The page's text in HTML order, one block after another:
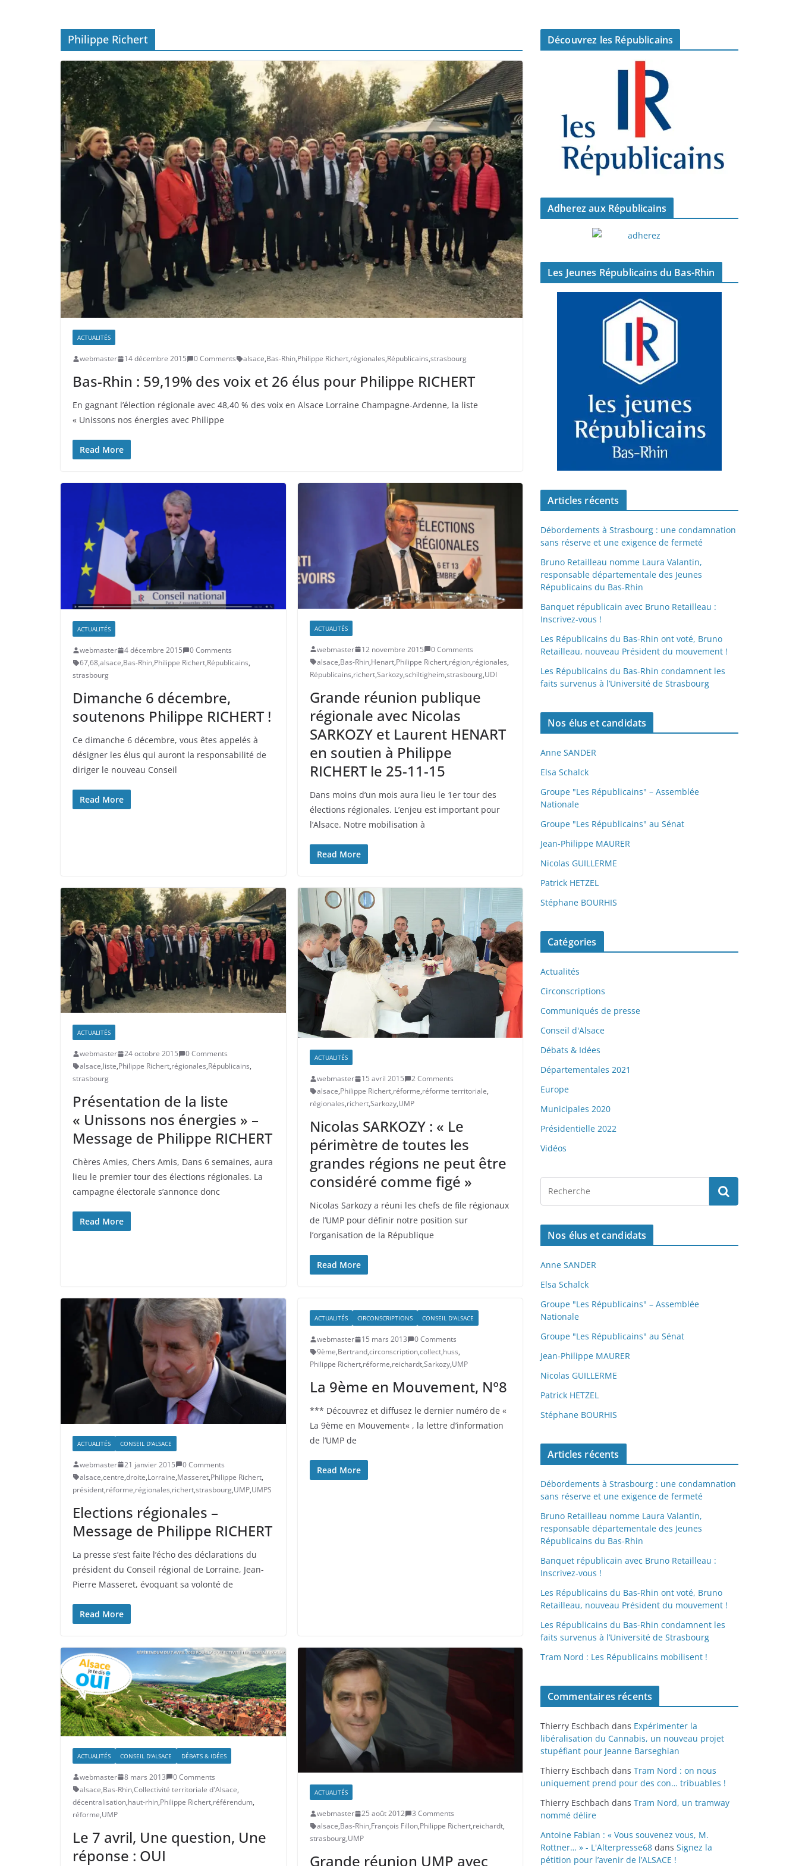
Philippe Richert
ACTUALITÉS
webmaster 14 décembre 2015 0 Comments alsace,Bas-Rhin,Philippe Richert,régionales,Républicains,strasbourg
Bas-Rhin : 59,19% des voix et 26 élus pour Philippe RICHERT
En gagnant l’élection régionale avec 48,40 % des voix en Alsace Lorraine Champagne-Ardenne, la liste
« Unissons nos énergies avec Philippe
Read More
ACTUALITÉS
webmaster 4 décembre 2015
0 Comments
67,68,alsace,Bas-Rhin,Philippe Richert,Républicains,
strasbourg
Dimanche 6 décembre,
soutenons Philippe RICHERT !
Ce dimanche 6 décembre, vous êtes appelés à
désigner les élus qui auront la responsabilité de
diriger le nouveau Conseil
Read More
ACTUALITÉS
webmaster 12 novembre 2015
0 Comments
alsace,Bas-Rhin,Henart,Philippe Richert,région,régionales,
Républicains,richert,Sarkozy,schiltigheim,strasbourg,UDI
Grande réunion publique
régionale avec Nicolas
SARKOZY et Laurent HENART
en soutien à Philippe
RICHERT le 25-11-15
Dans moins d’un mois aura lieu le 1er tour des
élections régionales. L’enjeu est important pour
l’Alsace. Notre mobilisation à
Read More
ACTUALITÉS
webmaster 24 octobre 2015
0 Comments
alsace,liste,Philippe Richert,régionales,Républicains,
strasbourg
Présentation de la liste
« Unissons nos énergies » –
Message de Philippe RICHERT
Chères Amies, Chers Amis, Dans 6 semaines, aura
lieu le premier tour des élections régionales. La
campagne électorale s’annonce donc
Read More
ACTUALITÉS
webmaster 15 avril 2015
2 Comments
alsace,Philippe Richert,réforme,réforme territoriale,
régionales,richert,Sarkozy,UMP
Nicolas SARKOZY : « Le
périmètre de toutes les
grandes régions ne peut être
considéré comme figé »
Nicolas Sarkozy a réuni les chefs de file régionaux
de l’UMP pour définir notre position sur
l’organisation de la République
Read More
ACTUALITÉS CONSEIL D'ALSACE
webmaster 21 janvier 2015
0 Comments
alsace,centre,droite,Lorraine,Masseret,Philippe Richert,
président,réforme,régionales,richert,strasbourg,UMP,UMPS
Elections régionales –
Message de Philippe RICHERT
La presse s’est faite l’écho des déclarations du
président du Conseil régional de Lorraine, Jean-
Pierre Masseret, évoquant sa volonté de
Read More
ACTUALITÉS CIRCONSCRIPTIONS CONSEIL D'ALSACE
webmaster 15 mars 2013
0 Comments
9ème,Bertrand,circonscription,collect,huss,
Philippe Richert,réforme,reichardt,Sarkozy,UMP
La 9ème en Mouvement, N°8
*** Découvrez et diffusez le dernier numéro de «
La 9ème en Mouvement« , la lettre d’information
de l’UMP de
Read More
ACTUALITÉS CONSEIL D'ALSACE DÉBATS & IDÉES
webmaster 8 mars 2013
0 Comments
alsace,Bas-Rhin,Collectivité territoriale d'Alsace,
décentralisation,haut-rhin,Philippe Richert,référendum,
réforme,UMP
Le 7 avril, Une question, Une
réponse : OUI
ACTUALITÉS
webmaster 25 août 2012
3 Comments
alsace,Bas-Rhin,François Fillon,Philippe Richert,reichardt,
strasbourg,UMP
Grande réunion UMP avec
Découvrez les Républicains
Adherez aux Républicains
Les Jeunes Républicains du Bas-Rhin
Articles récents
Débordements à Strasbourg : une condamnation
sans réserve et une exigence de fermeté
Bruno Retailleau nomme Laura Valantin,
responsable départementale des Jeunes
Républicains du Bas-Rhin
Banquet républicain avec Bruno Retailleau :
Inscrivez-vous !
Les Républicains du Bas-Rhin ont voté, Bruno
Retailleau, nouveau Président du mouvement !
Les Républicains du Bas-Rhin condamnent les
faits survenus à l’Université de Strasbourg
Nos élus et candidats
Anne SANDER
Elsa Schalck
Groupe "Les Républicains" – Assemblée
Nationale
Groupe "Les Républicains" au Sénat
Jean-Philippe MAURER
Nicolas GUILLERME
Patrick HETZEL
Stéphane BOURHIS
Catégories
Actualités
Circonscriptions
Communiqués de presse
Conseil d'Alsace
Débats & Idées
Départementales 2021
Europe
Municipales 2020
Présidentielle 2022
Vidéos
Nos élus et candidats
Anne SANDER
Elsa Schalck
Groupe "Les Républicains" – Assemblée
Nationale
Groupe "Les Républicains" au Sénat
Jean-Philippe MAURER
Nicolas GUILLERME
Patrick HETZEL
Stéphane BOURHIS
Articles récents
Débordements à Strasbourg : une condamnation
sans réserve et une exigence de fermeté
Bruno Retailleau nomme Laura Valantin,
responsable départementale des Jeunes
Républicains du Bas-Rhin
Banquet républicain avec Bruno Retailleau :
Inscrivez-vous !
Les Républicains du Bas-Rhin ont voté, Bruno
Retailleau, nouveau Président du mouvement !
Les Républicains du Bas-Rhin condamnent les
faits survenus à l’Université de Strasbourg
Tram Nord : Les Républicains mobilisent !
Commentaires récents
Thierry Eschbach dans Expérimenter la
libéralisation du Cannabis, un nouveau projet
stupéfiant pour Jeanne Barseghian
Thierry Eschbach dans Tram Nord : on nous
uniquement prend pour des con… tribuables !
Thierry Eschbach dans Tram Nord, un tramway
nommé délire
Antoine Fabian : « Vous souvenez vous, M.
Rottner… » - L'Alterpresse68 dans Signez la
pétition pour l’avenir de l’ALSACE !